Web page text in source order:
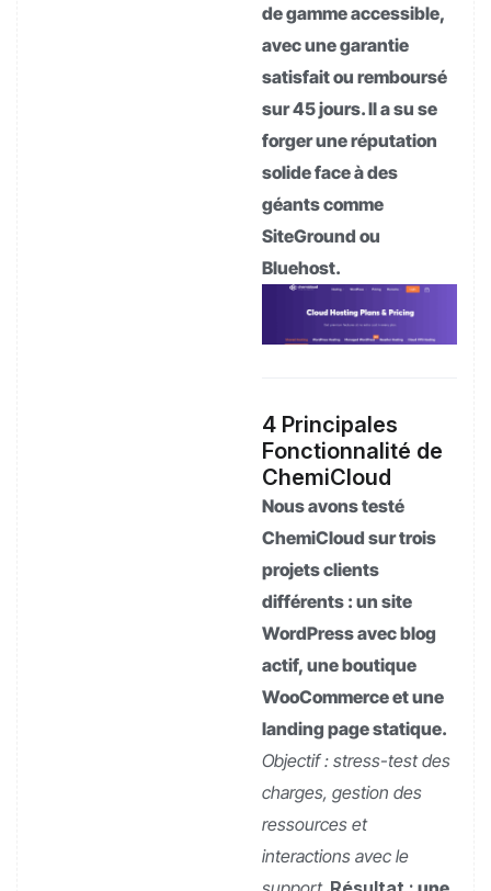
de gamme accessible,
avec une garantie
satisfait ou remboursé
sur 45 jours. Il a su se
forger une réputation
solide face à des
géants comme
SiteGround ou
Bluehost.
4 Principales
Fonctionnalité de
ChemiCloud
Nous avons testé
ChemiCloud sur trois
projets clients
différents : un site
WordPress avec blog
actif, une boutique
WooCommerce et une
landing page statique.
Objectif : stress-test des
charges, gestion des
ressources et
interactions avec le